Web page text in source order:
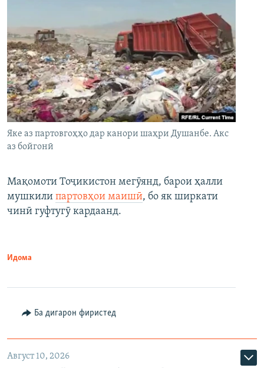
Яке аз партовгоҳҳо дар канори шаҳри Душанбе. Акс
аз бойгонӣ
Мақомоти Тоҷикистон мегӯянд, барои ҳалли
мушкили партовҳои маишӣ, бо як ширкати
чинӣ гуфтугӯ кардаанд.
Идома
Ба дигарон фиристед
Август 10, 2026